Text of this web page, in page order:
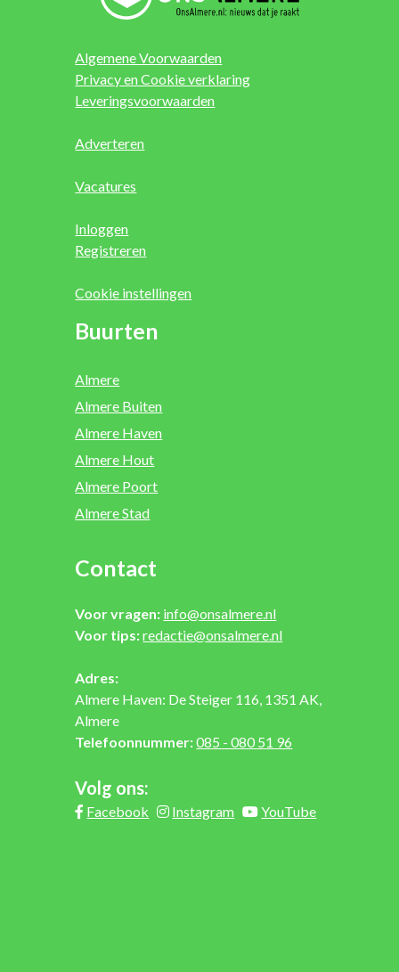
Algemene Voorwaarden
Privacy en Cookie verklaring
Leveringsvoorwaarden
Adverteren
Vacatures
Inloggen
Registreren
Cookie instellingen
Buurten
Almere
Almere Buiten
Almere Haven
Almere Hout
Almere Poort
Almere Stad
Contact
Voor vragen: info@onsalmere.nl
Voor tips:redactie@onsalmere.nl
Adres:
Almere Haven: De Steiger 116, 1351 AK,
Almere
Telefoonnummer:085 - 080 51 96
Volg ons:
Facebook Instagram YouTube